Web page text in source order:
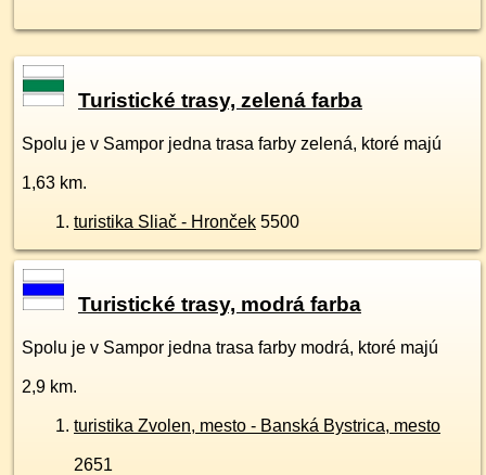
Turistické trasy, zelená farba
Spolu je v Sampor jedna trasa farby zelená, ktoré majú
1,63 km.
turistika Sliač - Hronček 5500
Turistické trasy, modrá farba
Spolu je v Sampor jedna trasa farby modrá, ktoré majú
2,9 km.
turistika Zvolen, mesto - Banská Bystrica, mesto
2651